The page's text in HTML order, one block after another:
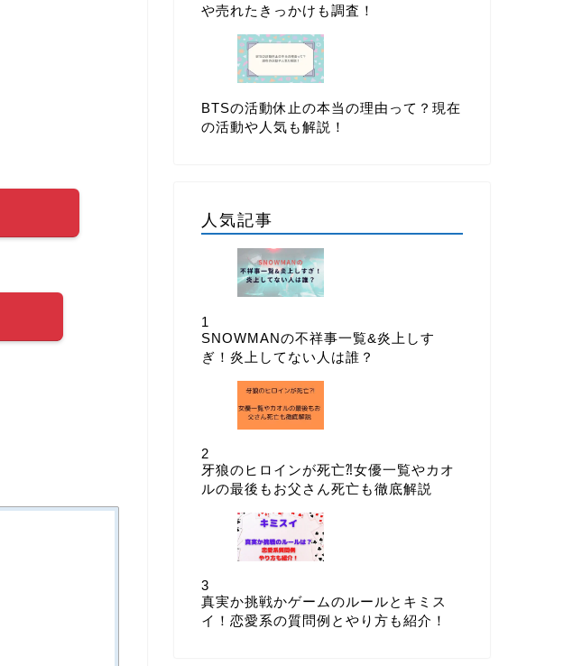
や売れたきっかけも調査！
BTSの活動休止の本当の理由って？現在
の活動や人気も解説！
人気記事
1
SNOWMANの不祥事一覧&炎上しす
ぎ！炎上してない人は誰？
2
牙狼のヒロインが死亡⁈女優一覧やカオ
ルの最後もお父さん死亡も徹底解説
3
真実か挑戦かゲームのルールとキミス
イ！恋愛系の質問例とやり方も紹介！